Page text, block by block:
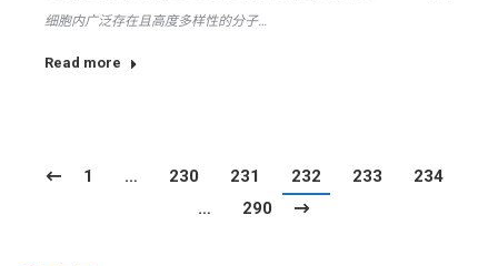
细胞内广泛存在且高度多样性的分子…
Read more
1 … 230 231 232 233
234
…
290